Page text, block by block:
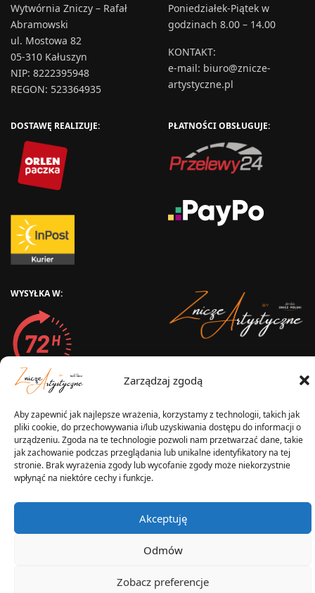
Zarządzaj zgodą
Aby zapewnić jak najlepsze wrażenia, korzystamy z technologii, takich jak
pliki cookie, do przechowywania i/lub uzyskiwania dostępu do informacji o
urządzeniu. Zgoda na te technologie pozwoli nam przetwarzać dane, takie
jak zachowanie podczas przeglądania lub unikalne identyfikatory na tej
stronie. Brak wyrażenia zgody lub wycofanie zgody może niekorzystnie
wpłynąć na niektóre cechy i funkcje.
Akceptuję
Odmów
Zobacz preferencje
Wytwórnia Zniczy – Rafał
Abramowski
ul. Mostowa 82
05-310 Kałuszyn
NIP: 8222395948
REGON: 523364935
Poniedziałek-Piątek w
godzinach 8.00 – 14.00
KONTAKT:
e-mail: biuro@znicze-
artystyczne.pl
DOSTAWĘ REALIZUJE: PŁATNOŚCI OBSŁUGUJE:
WYSYŁKA W:
Wytwórnia Zniczy
Wszelkie prawa zastrzeżone